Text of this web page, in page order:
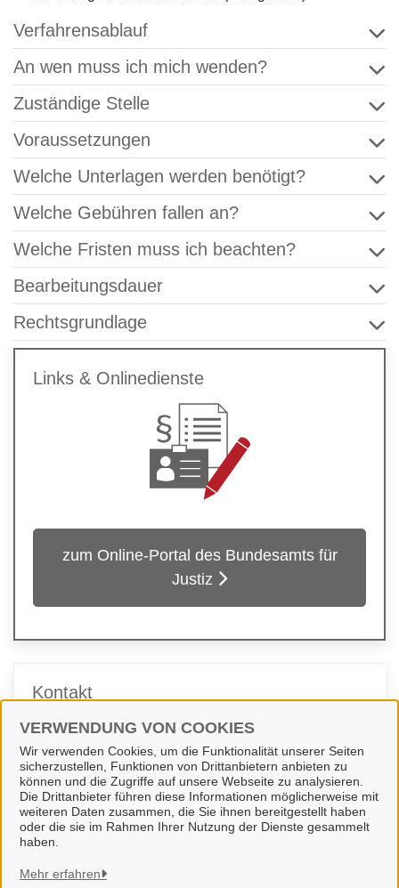
VERWENDUNG VON COOKIES
Wir verwenden Cookies, um die Funktionalität unserer Seiten
sicherzustellen, Funktionen von Drittanbietern anbieten zu
können und die Zugriffe auf unsere Webseite zu analysieren.
Die Drittanbieter führen diese Informationen möglicherweise mit
weiteren Daten zusammen, die Sie ihnen bereitgestellt haben
oder die sie im Rahmen Ihrer Nutzung der Dienste gesammelt
haben.
Mehr erfahren
Verfahrensablauf
An wen muss ich mich wenden?
Zuständige Stelle
Voraussetzungen
Welche Unterlagen werden benötigt?
Welche Gebühren fallen an?
Welche Fristen muss ich beachten?
Bearbeitungsdauer
Rechtsgrundlage
Links & Onlinedienste
zum Online-Portal des Bundesamts für
Justiz
Kontakt
Team Bürgerbüro
Gemeinde Wallenhorst